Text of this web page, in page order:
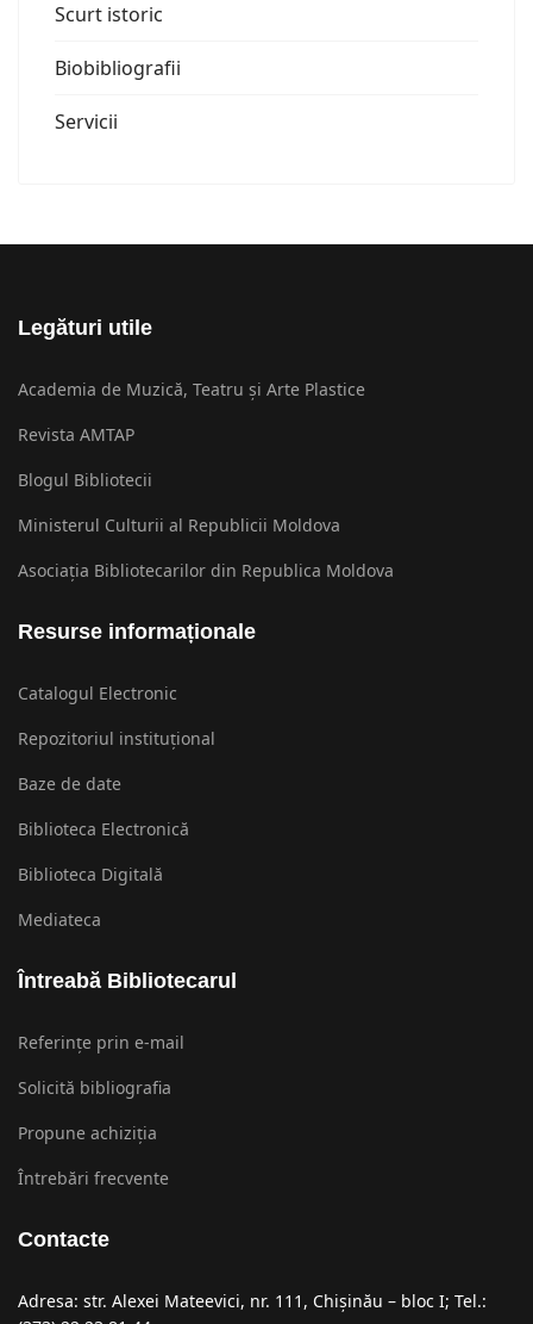
Scurt istoric
Biobibliografii
Servicii
Legături utile
Academia de Muzică, Teatru și Arte Plastice
Revista AMTAP
Blogul Bibliotecii
Ministerul Culturii al Republicii Moldova
Asociația Bibliotecarilor din Republica Moldova
Resurse informaționale
Catalogul Electronic
Repozitoriul instituțional
Baze de date
Biblioteca Electronică
Biblioteca Digitală
Mediateca
Întreabă Bibliotecarul
Referințe prin e-mail
Solicită bibliografia
Propune achiziția
Întrebări frecvente
Contacte
Adresa: str. Alexei Mateevici, nr. 111, Chişinău – bloc I; Tel.: